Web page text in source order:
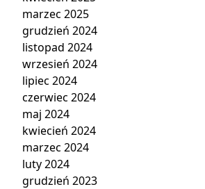
marzec 2025
grudzień 2024
listopad 2024
wrzesień 2024
lipiec 2024
czerwiec 2024
maj 2024
kwiecień 2024
marzec 2024
luty 2024
grudzień 2023